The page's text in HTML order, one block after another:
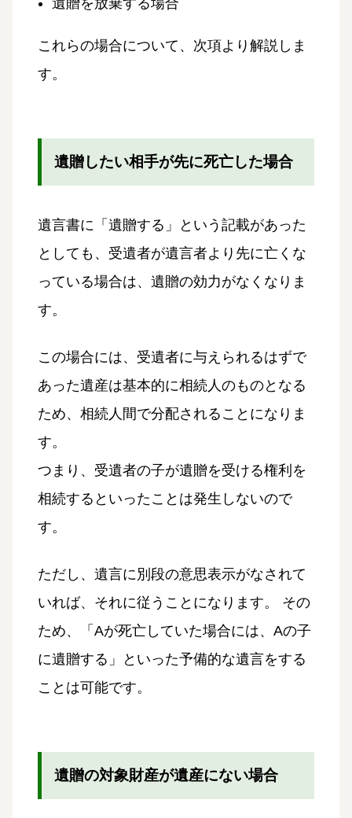
これらの場合について、次項より解説しま
す。
遺贈したい相手が先に死亡した場合
遺言書に「遺贈する」という記載があった
としても、受遺者が遺言者より先に亡くな
っている場合は、遺贈の効力がなくなりま
す。
この場合には、受遺者に与えられるはずで
あった遺産は基本的に相続人のものとなる
ため、相続人間で分配されることになりま
す。
つまり、受遺者の子が遺贈を受ける権利を
相続するといったことは発生しないので
す。
ただし、遺言に別段の意思表示がなされて
いれば、それに従うことになります。 その
ため、「Aが死亡していた場合には、Aの子
に遺贈する」といった予備的な遺言をする
ことは可能です。
遺贈の対象財産が遺産にない場合